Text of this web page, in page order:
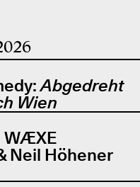
Abgedreht
Wien
WÆXE
Neil Höhener